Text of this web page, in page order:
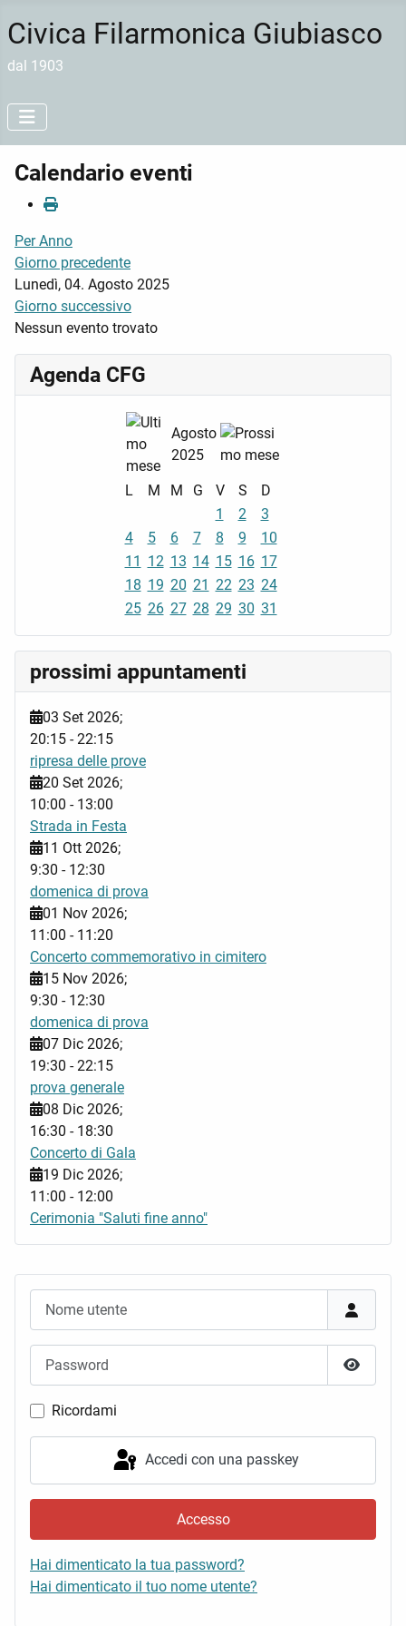
Civica Filarmonica Giubiasco
dal 1903
Mostra
Ricordami
Accedi con una passkey
Accesso
Hai dimenticato la tua password?
Hai dimenticato il tuo nome utente?
Calendario eventi
Per Anno
Giorno precedente
Lunedì, 04. Agosto 2025
Giorno successivo
Nessun evento trovato
Agenda CFG
Agosto
2025
L M M G V S
D
1
2
3
4
5 6 7 8 9
10
11 12 13 14 15 16 17
18 19 20 21 22 23 24
25 26 27 28 29 30 31
prossimi appuntamenti
03 Set 2026;
20:15 -22:15
ripresa delle prove
20 Set 2026;
10:00 - 13:00
Strada in Festa
11 Ott 2026;
9:30 - 12:30
domenica di prova
01 Nov 2026;
11:00 - 11:20
Concerto commemorativo in cimitero
15 Nov 2026;
9:30 - 12:30
domenica di prova
07 Dic 2026;
19:30 -22:15
prova generale
08 Dic 2026;
16:30 - 18:30
Concerto di Gala
19 Dic 2026;
11:00 - 12:00
Cerimonia "Saluti fine anno"